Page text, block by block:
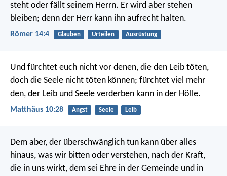
steht oder fällt seinem Herrn. Er wird aber stehen
bleiben; denn der Herr kann ihn aufrecht halten.
Römer 14:4 Glauben Urteilen Ausrüstung
Und fürchtet euch nicht vor denen, die den Leib töten,
doch die Seele nicht töten können; fürchtet viel mehr
den, der Leib und Seele verderben kann in der Hölle.
Matthäus 10:28 Angst Seele Leib
Dem aber, der überschwänglich tun kann über alles
hinaus, was wir bitten oder verstehen, nach der Kraft,
die in uns wirkt, dem sei Ehre in der Gemeinde und in